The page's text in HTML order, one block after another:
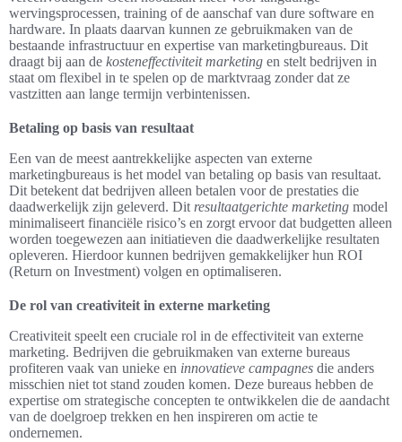
wervingsprocessen, training of de aanschaf van dure software en
hardware. In plaats daarvan kunnen ze gebruikmaken van de
bestaande infrastructuur en expertise van marketingbureaus. Dit
draagt bij aan de kosteneffectiviteit marketing en stelt bedrijven in
staat om flexibel in te spelen op de marktvraag zonder dat ze
vastzitten aan lange termijn verbintenissen.
Betaling op basis van resultaat
Een van de meest aantrekkelijke aspecten van externe
marketingbureaus is het model van betaling op basis van resultaat.
Dit betekent dat bedrijven alleen betalen voor de prestaties die
daadwerkelijk zijn geleverd. Dit resultaatgerichte marketing model
minimaliseert financiële risico’s en zorgt ervoor dat budgetten alleen
worden toegewezen aan initiatieven die daadwerkelijke resultaten
opleveren. Hierdoor kunnen bedrijven gemakkelijker hun ROI
(Return on Investment) volgen en optimaliseren.
De rol van creativiteit in externe marketing
Creativiteit speelt een cruciale rol in de effectiviteit van externe
marketing. Bedrijven die gebruikmaken van externe bureaus
profiteren vaak van unieke en innovatieve campagnes die anders
misschien niet tot stand zouden komen. Deze bureaus hebben de
expertise om strategische concepten te ontwikkelen die de aandacht
van de doelgroep trekken en hen inspireren om actie te
ondernemen.